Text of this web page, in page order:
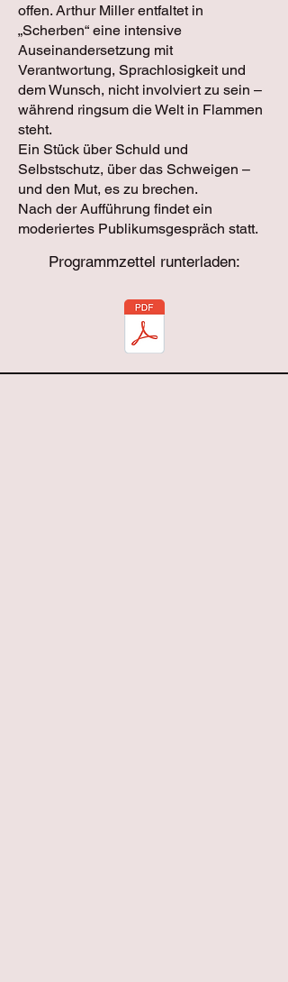
offen. Arthur Miller entfaltet in
„Scherben“ eine intensive
Auseinandersetzung mit
Verantwortung, Sprachlosigkeit und
dem Wunsch, nicht involviert zu sein –
während ringsum die Welt in Flammen
steht.
Ein Stück über Schuld und
Selbstschutz, über das Schweigen –
und den Mut, es zu brechen.
Nach der Aufführung findet ein
moderiertes Publikumsgespräch statt.
Programmzettel runterladen: